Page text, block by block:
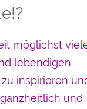
möglichst
lebendigen
inspirieren
und